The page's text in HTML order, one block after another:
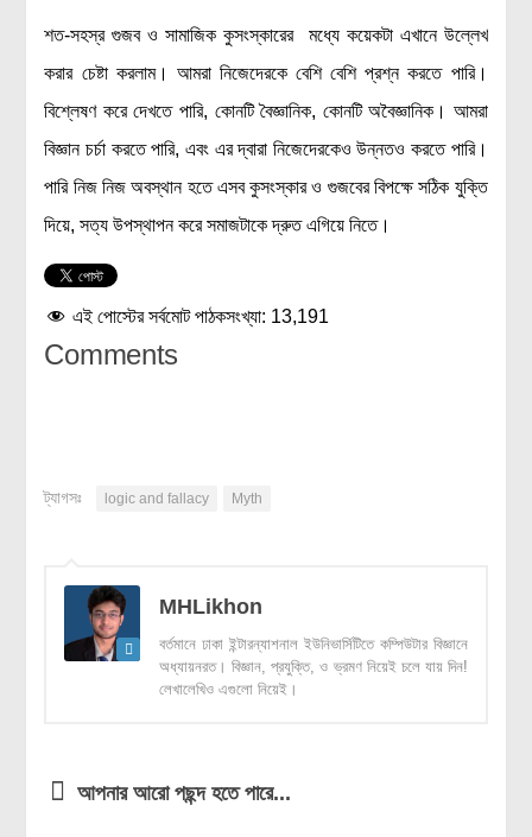
শত-সহস্র গুজব ও সামাজিক কুসংস্কারের মধ্যে কয়েকটা এখানে উল্লেখ
করার চেষ্টা করলাম। আমরা নিজেদেরকে বেশি বেশি প্রশ্ন করতে পারি।
বিশ্লেষণ করে দেখতে পারি, কোনটি বৈজ্ঞানিক, কোনটি অবৈজ্ঞানিক। আমরা
বিজ্ঞান চর্চা করতে পারি, এবং এর দ্বারা নিজেদেরকেও উন্নতও করতে পারি।
পারি নিজ নিজ অবস্থান হতে এসব কুসংস্কার ও গুজবের বিপক্ষে সঠিক যুক্তি
দিয়ে, সত্য উপস্থাপন করে সমাজটাকে দ্রুত এগিয়ে নিতে।
এই পোস্টের সর্বমোট পাঠকসংখ্যা: 13,191
Comments
ট্যাগসঃ logic and fallacy Myth
MHLikhon
বর্তমানে ঢাকা ইন্টারন্যাশনাল ইউনিভার্সিটিতে কম্পিউটার বিজ্ঞানে
অধ্যায়নরত। বিজ্ঞান, প্রযুক্তি, ও ভ্রমণ নিয়েই চলে যায় দিন!
লেখালেখিও এগুলো নিয়েই।
আপনার আরো পছন্দ হতে পারে...